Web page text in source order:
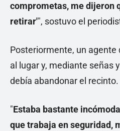
comprometas, me dijeron
retirar'", sostuvo el
Posteriormente, un agente
al lugar y, mediante señas
debía abandonar el recinto.
"Estaba bastante
que trabaja en seguridad,